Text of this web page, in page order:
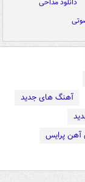
آهنگ های جدید
آهن پرایس